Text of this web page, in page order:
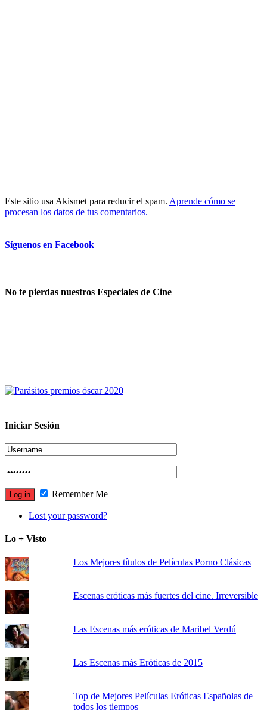
Este sitio usa Akismet para reducir el spam. Aprende cómo se
procesan los datos de tus comentarios.
Síguenos en Facebook
No te pierdas nuestros Especiales de Cine
Iniciar Sesión
Remember Me
Lost your password?
Lo + Visto
Los Mejores títulos de Películas Porno Clásicas
Escenas eróticas más fuertes del cine. Irreversible
Las Escenas más eróticas de Maribel Verdú
Las Escenas más Eróticas de 2015
Top de Mejores Películas Eróticas Españolas de
todos los tiempos